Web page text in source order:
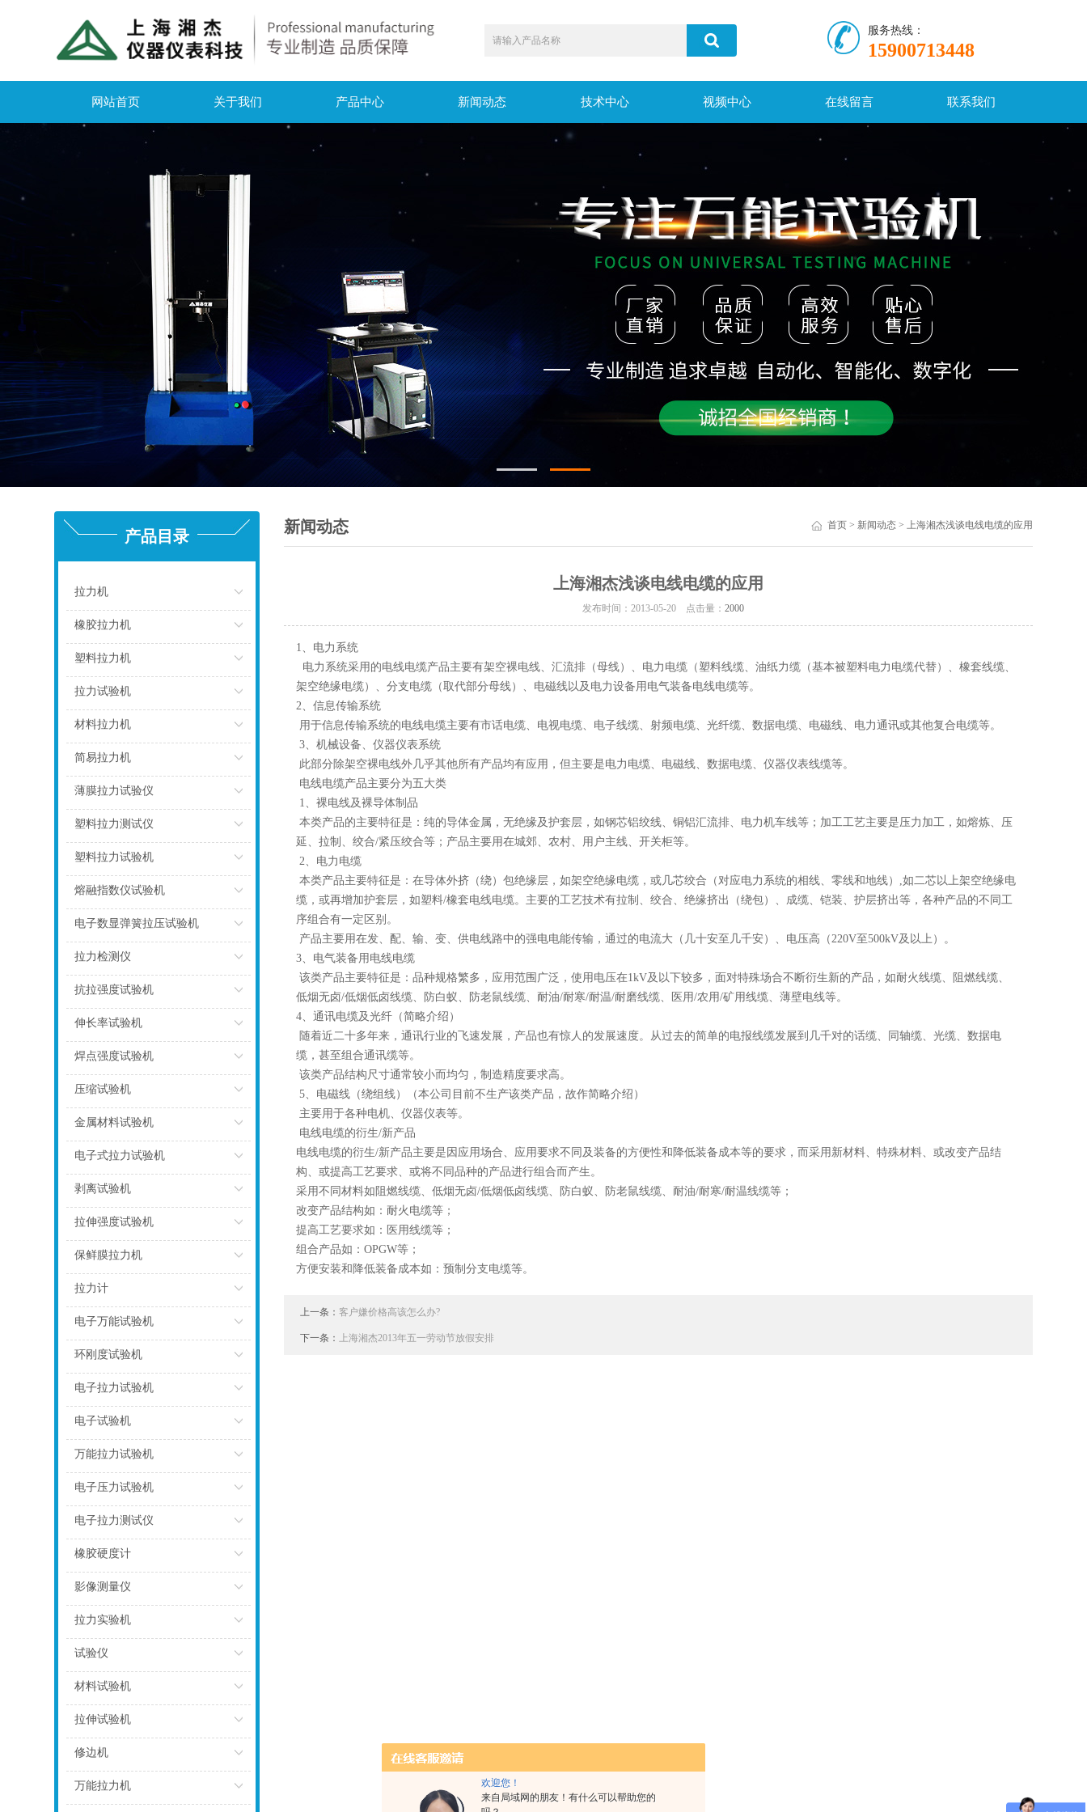
欢迎您！
来自局域网的朋友！有什么可以帮助您的
服务热线：
15900713448
网站首页 关于我们 产品中心 新闻动态 技术中心 视频中心 在线留言 联系我们
产品目录
拉力机
橡胶拉力机
塑料拉力机
拉力试验机
材料拉力机
简易拉力机
薄膜拉力试验仪
塑料拉力测试仪
塑料拉力试验机
熔融指数仪试验机
电子数显弹簧拉压试验机
拉力检测仪
抗拉强度试验机
伸长率试验机
焊点强度试验机
压缩试验机
金属材料试验机
电子式拉力试验机
剥离试验机
拉伸强度试验机
保鲜膜拉力机
拉力计
电子万能试验机
环刚度试验机
电子拉力试验机
电子试验机
万能拉力试验机
电子压力试验机
电子拉力测试仪
橡胶硬度计
影像测量仪
拉力实验机
试验仪
材料试验机
拉伸试验机
修边机
万能拉力机
新闻动态 首页> 新闻动态> 上海湘杰浅谈电线电缆的应用
上海湘杰浅谈电线电缆的应用
发布时间：2013-05-20 点击量：2000
1、电力系统
电力系统采用的电线电缆产品主要有架空裸电线、汇流排（母线）、电力电缆（塑料线缆、油纸力缆（基本被塑料电力电缆代替）、橡套线缆、
架空绝缘电缆）、分支电缆（取代部分母线）、电磁线以及电力设备用电气装备电线电缆等。
2、信息传输系统
用于信息传输系统的电线电缆主要有市话电缆、电视电缆、电子线缆、射频电缆、光纤缆、数据电缆、电磁线、电力通讯或其他复合电缆等。
3、机械设备、仪器仪表系统
此部分除架空裸电线外几乎其他所有产品均有应用，但主要是电力电缆、电磁线、数据电缆、仪器仪表线缆等。
电线电缆产品主要分为五大类
1、裸电线及裸导体制品
本类产品的主要特征是：纯的导体金属，无绝缘及护套层，如钢芯铝绞线、铜铝汇流排、电力机车线等；加工工艺主要是压力加工，如熔炼、压
延、拉制、绞合/紧压绞合等；产品主要用在城郊、农村、用户主线、开关柜等。
2、电力电缆
本类产品主要特征是：在导体外挤（绕）包绝缘层，如架空绝缘电缆，或几芯绞合（对应电力系统的相线、零线和地线）,如二芯以上架空绝缘电
缆，或再增加护套层，如塑料/橡套电线电缆。主要的工艺技术有拉制、绞合、绝缘挤出（绕包）、成缆、铠装、护层挤出等，各种产品的不同工
序组合有一定区别。
产品主要用在发、配、输、变、供电线路中的强电电能传输，通过的电流大（几十安至几千安）、电压高（220V至500kV及以上）。
3、电气装备用电线电缆
该类产品主要特征是：品种规格繁多，应用范围广泛，使用电压在1kV及以下较多，面对特殊场合不断衍生新的产品，如耐火线缆、阻燃线缆、
低烟无卤/低烟低卤线缆、防白蚁、防老鼠线缆、耐油/耐寒/耐温/耐磨线缆、医用/农用/矿用线缆、薄壁电线等。
4、通讯电缆及光纤（简略介绍）
随着近二十多年来，通讯行业的飞速发展，产品也有惊人的发展速度。从过去的简单的电报线缆发展到几千对的话缆、同轴缆、光缆、数据电
缆，甚至组合通讯缆等。
该类产品结构尺寸通常较小而均匀，制造精度要求高。
5、电磁线（绕组线）（本公司目前不生产该类产品，故作简略介绍）
主要用于各种电机、仪器仪表等。
电线电缆的衍生/新产品
电线电缆的衍生/新产品主要是因应用场合、应用要求不同及装备的方便性和降低装备成本等的要求，而采用新材料、特殊材料、或改变产品结
构、或提高工艺要求、或将不同品种的产品进行组合而产生。
采用不同材料如阻燃线缆、低烟无卤/低烟低卤线缆、防白蚁、防老鼠线缆、耐油/耐寒/耐温线缆等；
改变产品结构如：耐火电缆等；
提高工艺要求如：医用线缆等；
组合产品如：OPGW等；
方便安装和降低装备成本如：预制分支电缆等。
上一条：客户嫌价格高该怎么办?
下一条： 上海湘杰2013年五一劳动节放假安排